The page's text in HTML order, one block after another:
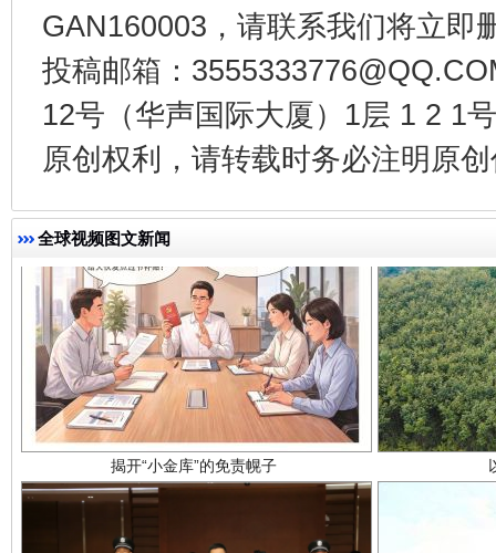
GAN160003，请联系我们将立即
投稿邮箱：
12号（华声国际大厦）1层 1 2 1
原创权利，请转载时务必注明原
全球视频图文新闻
千年窑火 生生不息 一
揭开“小金库”的免责幌子